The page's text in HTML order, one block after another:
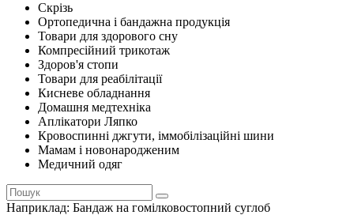
Скрізь
Ортопедична і бандажна продукція
Товари для здорового сну
Компресійний трикотаж
Здоров'я стопи
Товари для реабілітації
Кисневе обладнання
Домашня медтехніка
Аплікатори Ляпко
Кровоспинні джгути, іммобілізаційні шини
Мамам і новонародженим
Медичний одяг
Наприклад: Бандаж на гомілковостопний суглоб